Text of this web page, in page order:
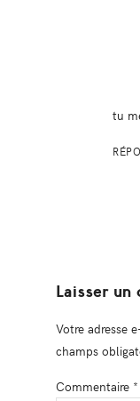
tu
Laisser un
Votre adresse
champs
Commentaire *